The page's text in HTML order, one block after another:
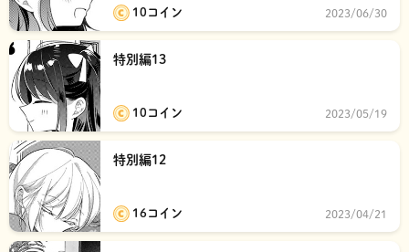
10コイン 2023/06/30
特別編13
10コイン 2023/05/19
特別編12
16コイン 2023/04/21